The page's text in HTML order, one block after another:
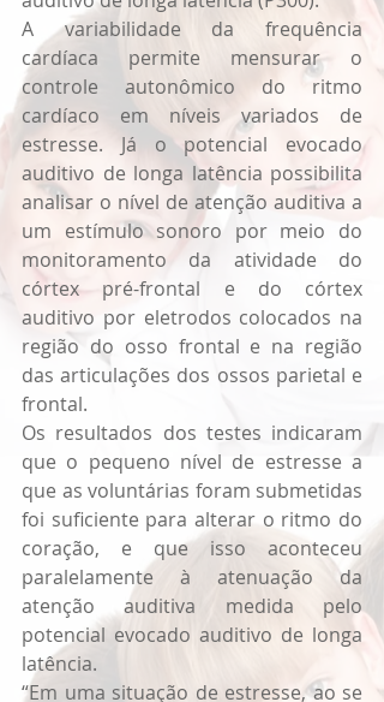
A variabilidade da frequência
cardíaca permite mensurar o
controle autonômico do ritmo
cardíaco em níveis variados de
estresse. Já o potencial evocado
auditivo de longa latência possibilita
analisar o nível de atenção auditiva a
um estímulo sonoro por meio do
monitoramento da atividade do
córtex pré-frontal e do córtex
auditivo por eletrodos colocados na
região do osso frontal e na região
das articulações dos ossos parietal e
frontal.
Os resultados dos testes indicaram
que o pequeno nível de estresse a
que as voluntárias foram submetidas
foi suficiente para alterar o ritmo do
coração, e que isso aconteceu
paralelamente à atenuação da
atenção auditiva medida pelo
potencial evocado auditivo de longa
latência.
“Em uma situação de estresse, ao se